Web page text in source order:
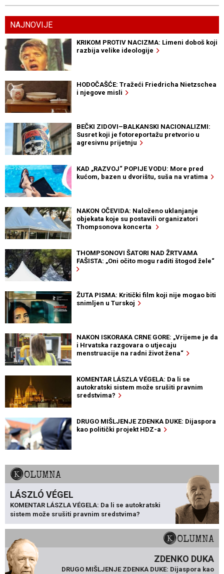
NAJNOVIJE
KRIKOM PROTIV NACIZMA: Limeni doboš koji
razbija velike ideologije
HODOČAŠĆE: Tražeći Friedricha Nietzschea
i njegove misli
BEČKI ZIDOVI–BALKANSKI NACIONALIZMI:
Susret koji je fotoreportažu pretvorio u
agresivnu prijetnju
KAD „RAZVOJ“ POPIJE VODU: More pred
kućom, bazen u dvorištu, suša na vratima
NAKON OČEVIDA: Naloženo uklanjanje
objekata koje su postavili organizatori
Thompsonova koncerta
THOMPSONOVI ŠATORI NAD ŽRTVAMA
FAŠISTA: „Oni očito mogu raditi štogod žele“
ŽUTA PISMA: Kritički film koji nije mogao biti
snimljen u Turskoj
NAKON ISKORAKA CRNE GORE: „Vrijeme je da
i Hrvatska razgovara o utjecaju
menstruacije na radni život žena“
KOMENTAR LÁSZLA VÉGELA: Da li se
autokratski sistem može srušiti pravnim
sredstvima?
DRUGO MIŠLJENJE ZDENKA DUKE: Dijaspora
kao politički projekt HDZ-a
KOLUMNA
LÁSZLÓ VÉGEL
KOMENTAR LÁSZLA VÉGELA: Da li se autokratski
sistem može srušiti pravnim sredstvima?
KOLUMNA
ZDENKO DUKA
DRUGO MIŠLJENJE ZDENKA DUKE: Dijaspora kao